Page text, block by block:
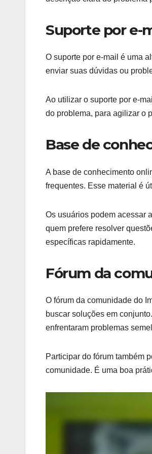
Suporte por e-
O suporte por e-mail é uma
enviar suas dúvidas ou
Ao utilizar o suporte por e-
do problema, para agilizar o
Base de
A base de conhecimento
frequentes. Esse material é
Os usuários podem acessar
quem prefere resolver
específicas rapidamente.
Fórum da
O fórum da comunidade do
buscar soluções em
enfrentaram problemas
Participar do fórum também
comunidade. É uma boa